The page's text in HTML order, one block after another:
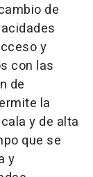
de
y
con las
de
la
y de alta
que se
y